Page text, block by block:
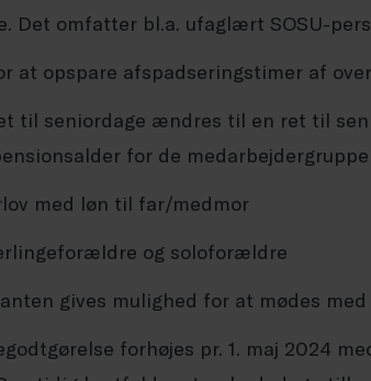
Det omfatter bl.a. ufaglært SOSU-
at opspare afspadseringstimer af
til seniordage ændres til en ret til
for de
med løn til far/medmor
og soloforældre
gives mulighed for at mødes
forhøjes pr. 1. maj 2024